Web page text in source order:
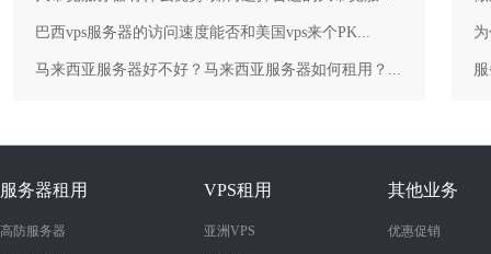
巴西vps服务器的访问速度能否和美国vps来个PK...
马来西亚服务器好不好？马来西亚服务器如何租用？...
服务器租用
高防服务器
VPS租用
亚洲VPS
其他业务
优惠促销